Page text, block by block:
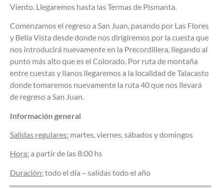
Viento. Llegaremos hasta las Termas de Pismanta.
Comenzamos el regreso a San Juan, pasando por Las Flores
y Bella Vista desde donde nos dirigiremos por la cuesta que
nos introducirá nuevamente en la Precordillera, llegando al
punto más alto que es el Colorado. Por ruta de montaña
entre cuestas y llanos llegaremos a la localidad de Talacasto
donde tomaremos nuevamente la ruta 40 que nos llevará
de regreso a San Juan.
Información general
Salidas regulares: martes, viernes, sábados y domingos
Hora: a partir de las 8:00 hs
Duración: todo el día – salidas todo el año